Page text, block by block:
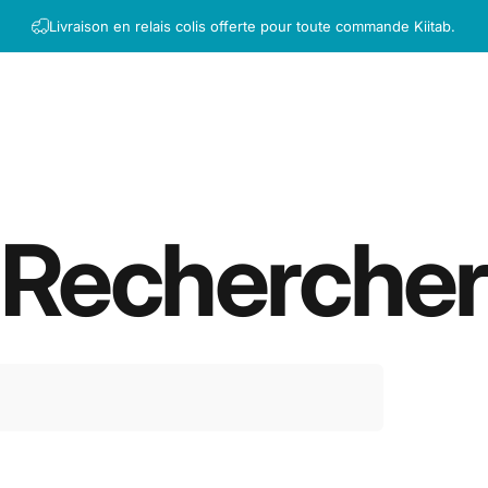
Livraison en relais colis offerte pour toute commande Kiitab.
Rechercher